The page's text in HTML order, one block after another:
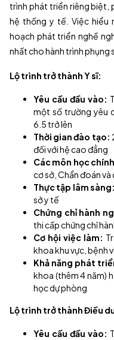
trình phát triển riêng biệt,
hệ thống y tế. Việc hiểu
hoạch phát triển nghề
nhất cho hành trình phụng
Lộ trình trở thành Y sĩ:
Yêu cầu đầu vào:
một số trường yêu
6.5 trở lên
Thời gian đào tạo:
đối với hệ cao đẳng
Các môn học
cơ sở, Chẩn đoán
Thực tập lâm sàng:
sở y tế
Chứng chỉ hành
thi cấp chứng chỉ
Cơ hội việc làm:
khoa khu vực, bệnh
Khả năng phát
khoa (thêm 4 năm)
học dự phòng
Lộ trình trở thành Điều
Yêu cầu đầu vào: